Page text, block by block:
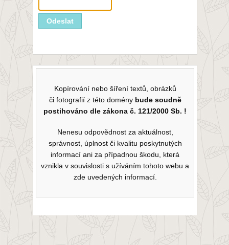
Kopírování nebo šíření textů, obrázků
či fotografií z této domény bude soudně
postihováno dle zákona č. 121/2000 Sb. !
Nenesu odpovědnost za aktuálnost,
správnost, úplnost či kvalitu poskytnutých
informací ani za případnou škodu, která
vznikla v souvislosti s užíváním tohoto webu a
zde uvedených informací.